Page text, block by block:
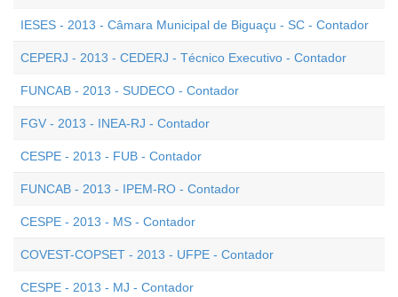
IESES - 2013 - Câmara Municipal de Biguaçu - SC - Contador
CEPERJ - 2013 - CEDERJ - Técnico Executivo - Contador
FUNCAB - 2013 - SUDECO - Contador
FGV - 2013 - INEA-RJ - Contador
CESPE - 2013 - FUB - Contador
FUNCAB - 2013 - IPEM-RO - Contador
CESPE - 2013 - MS - Contador
COVEST-COPSET - 2013 - UFPE - Contador
CESPE - 2013 - MJ - Contador